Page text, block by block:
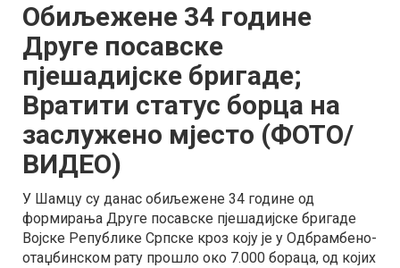
Обиљежене 34 године
Друге посавске
пјешадијске бригаде;
Вратити статус борца на
заслужено мјесто (ФОТО/
ВИДЕО)
У Шамцу су данас обиљежене 34 године од
формирања Друге посавске пјешадијске бригаде
Војске Републике Српске кроз коју је у Одбрамбено-
отаџбинском рату прошло око 7.000 бораца, од којих